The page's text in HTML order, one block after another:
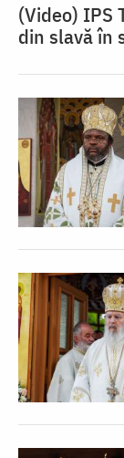
(Video) IPS
din slavă în